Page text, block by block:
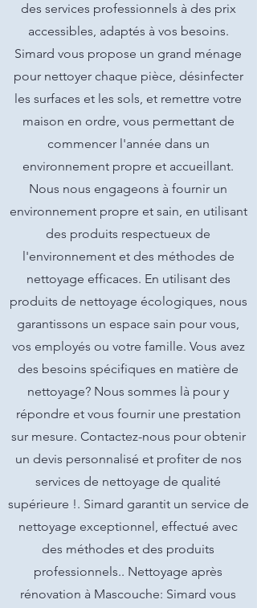
des services professionnels à des prix
accessibles, adaptés à vos besoins.
Simard vous propose un grand ménage
pour nettoyer chaque pièce, désinfecter
les surfaces et les sols, et remettre votre
maison en ordre, vous permettant de
commencer l'année dans un
environnement propre et accueillant.
Nous nous engageons à fournir un
environnement propre et sain, en utilisant
des produits respectueux de
l'environnement et des méthodes de
nettoyage efficaces. En utilisant des
produits de nettoyage écologiques, nous
garantissons un espace sain pour vous,
vos employés ou votre famille. Vous avez
des besoins spécifiques en matière de
nettoyage? Nous sommes là pour y
répondre et vous fournir une prestation
sur mesure. Contactez-nous pour obtenir
un devis personnalisé et profiter de nos
services de nettoyage de qualité
supérieure !. Simard garantit un service de
nettoyage exceptionnel, effectué avec
des méthodes et des produits
professionnels.. Nettoyage après
rénovation à Mascouche: Simard vous